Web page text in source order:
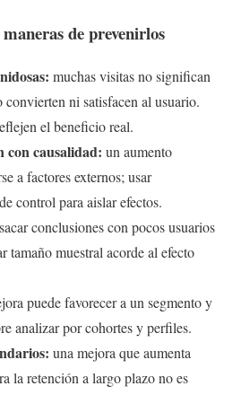
de prevenirlos
muchas visitas no significan
convierten ni satisfacen al usuario.
el beneficio real.
causalidad: un aumento
a factores externos; usar
control para aislar efectos.
sacar conclusiones con pocos usuarios
tamaño muestral acorde al efecto
puede favorecer a un segmento y
analizar por cohortes y perfiles.
una mejora que aumenta
la retención a largo plazo no es